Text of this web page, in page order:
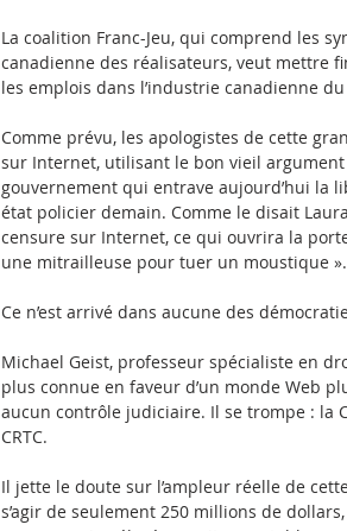
La coalition Franc-Jeu, qui comprend les
canadienne des réalisateurs, veut mettre
les emplois dans l’industrie canadienne
Comme prévu, les apologistes de cette
sur Internet, utilisant le bon vieil
gouvernement qui entrave aujourd’hui la
état policier demain. Comme le disait
censure sur Internet, ce qui ouvrira la
une mitrailleuse pour tuer un moustique ».
Ce n’est arrivé dans aucune des
Michael Geist, professeur spécialiste en
plus connue en faveur d’un monde Web
aucun contrôle judiciaire. Il se trompe :
CRTC.
Il jette le doute sur l’ampleur réelle de
s’agir de seulement 250 millions de